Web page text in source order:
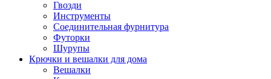
Гвозди
Инструменты
Соединительная фурнитура
Футорки
Шурупы
Крючки и вешалки для дома
Вешалки